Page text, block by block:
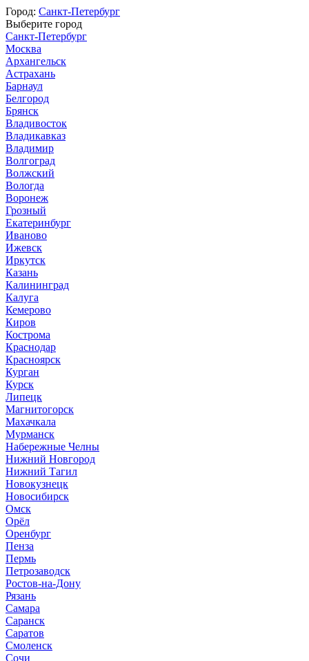
Город: Санкт-Петербург
Выберите город
Санкт-Петербург
Москва
Архангельск
Астрахань
Барнаул
Белгород
Брянск
Владивосток
Владикавказ
Владимир
Волгоград
Волжский
Вологда
Воронеж
Грозный
Екатеринбург
Иваново
Ижевск
Иркутск
Казань
Калининград
Калуга
Кемерово
Киров
Кострома
Краснодар
Красноярск
Курган
Курск
Липецк
Магнитогорск
Махачкала
Мурманск
Набережные Челны
Нижний Новгород
Нижний Тагил
Новокузнецк
Новосибирск
Омск
Орёл
Оренбург
Пенза
Пермь
Петрозаводск
Ростов-на-Дону
Рязань
Самара
Саранск
Саратов
Смоленск
Сочи